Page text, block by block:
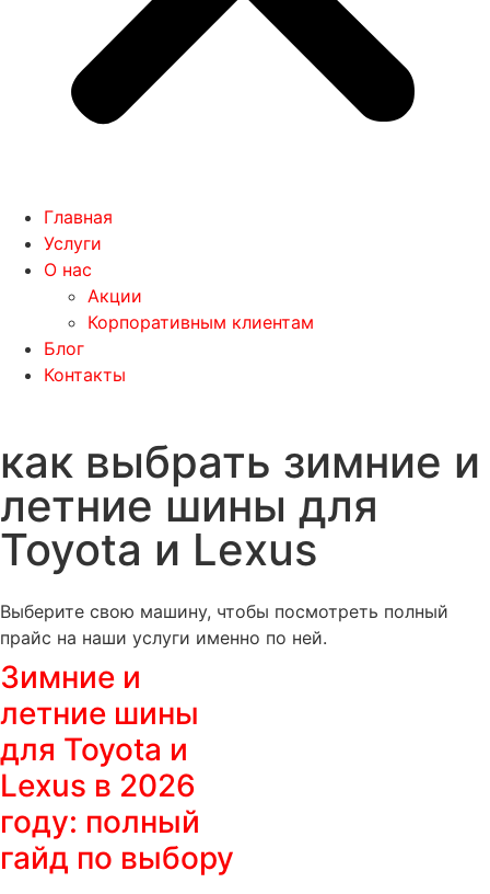
Главная
Услуги
О нас
Акции
Корпоративным клиентам
Блог
Контакты
как выбрать зимние и
летние шины для
Toyota и Lexus
Выберите свою машину, чтобы посмотреть полный
прайс на наши услуги именно по ней.
Зимние и
летние шины
для Toyota и
Lexus в 2026
году: полный
гайд по выбору